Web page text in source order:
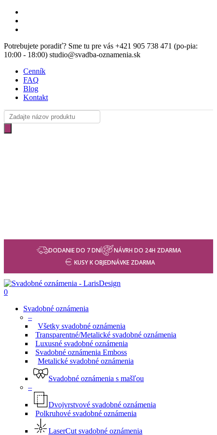
Skip
main
Potrebujete poradiť? Sme tu pre vás +421 905 738 471 (po-pia:
10:00 - 18:00) studio@svadba-oznamenia.sk
Cenník
FAQ
Blog
Kontakt
Products
search
DODANIE DO 7 DNÍ
NÁVRH DO 24H ZDARMA
KUSY K OBJEDNÁVKE ZDARMA
0
Svadobné oznámenia
–
Všetky svadobné oznámenia
Transparentné/Metalické svadobné oznámenia
Luxusné svadobné oznámenia
Svadobné oznámenia Emboss
Metalické svadobné oznámenia
Svadobné oznámenia s mašľou
–
Dvojvrstvové svadobné oznámenia
Polkruhové svadobné oznámenia
LaserCut svadobné oznámenia